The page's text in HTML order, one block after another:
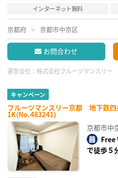
インターネット無料
京都府 京都市中京区
お問合わせ
運営会社： 株式会社フルーツマンスリー
キャンペーン
フルーツマンスリー京都 地下鉄四
1K(No.483241)
京都市中
Free
で徒歩５